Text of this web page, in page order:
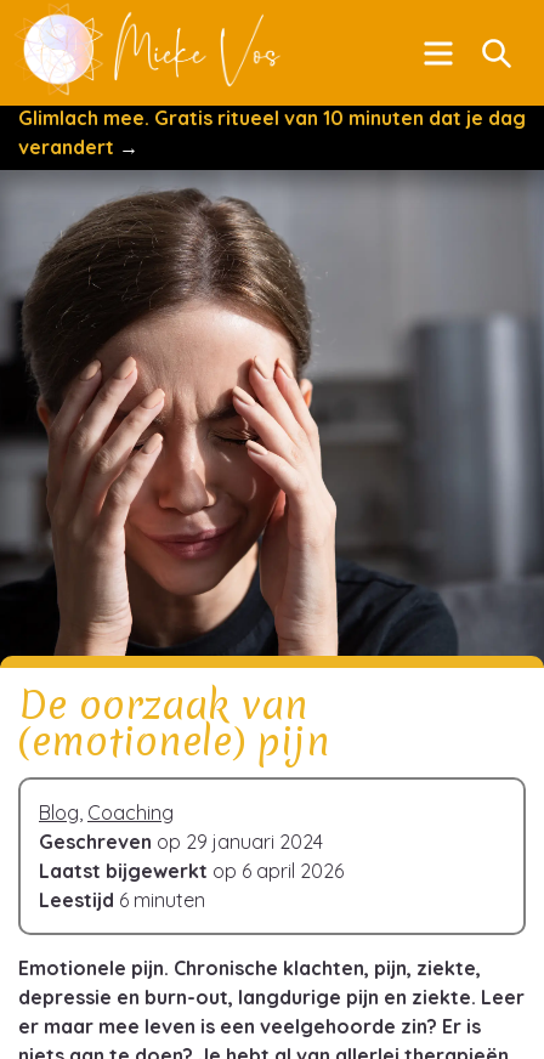
Menu
Glimlach mee. Gratis ritueel van 10 minuten dat je dag
verandert →
De oorzaak van
(emotionele) pijn
Blog, Coaching
Geschreven op 29 januari 2024
Laatst bijgewerkt op 6 april 2026
Leestijd 6 minuten
Emotionele pijn. Chronische klachten, pijn, ziekte,
depressie en burn-out, langdurige pijn en ziekte. Leer
er maar mee leven is een veelgehoorde zin? Er is